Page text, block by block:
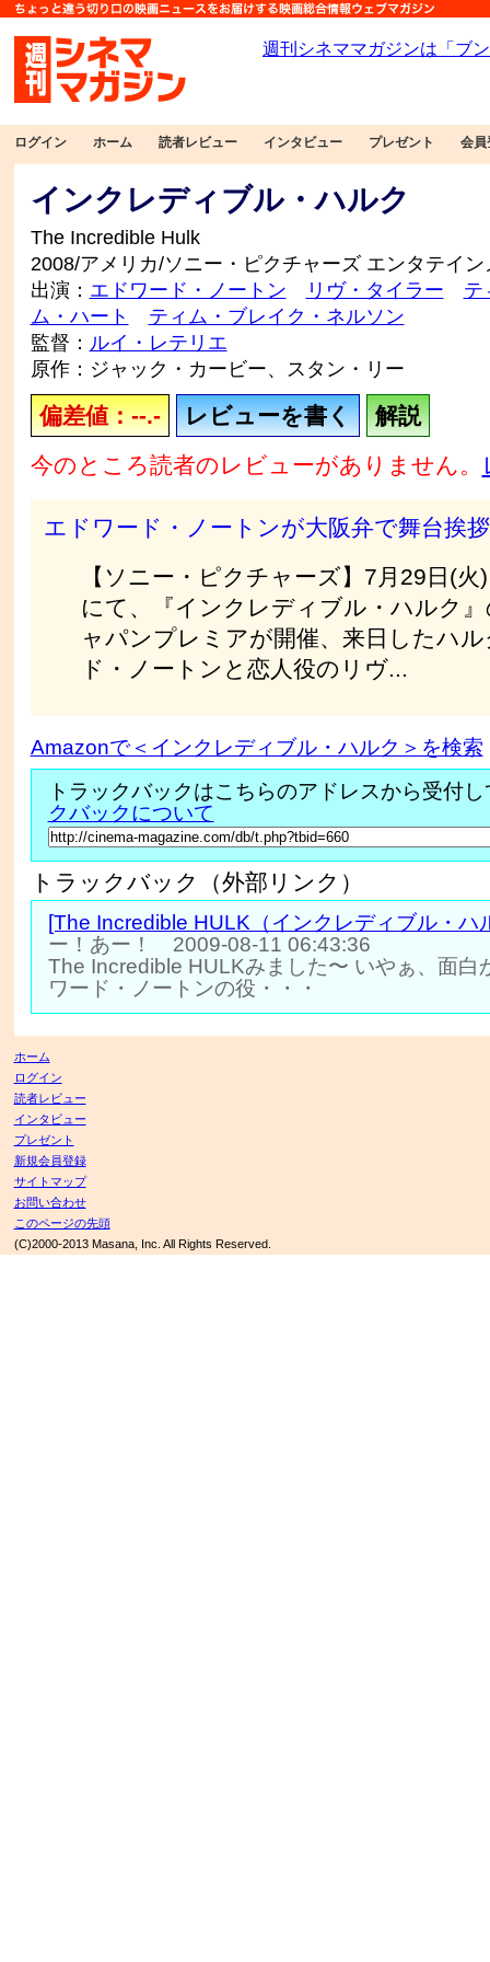
ログイン ホーム 読者レビュー インタビュー プレゼント 会員
インクレディブル・ハルク
The Incredible Hulk
2008/アメリカ/ソニー・ピクチャーズ エンタテイン
出演： エドワード・ノートン リヴ・タイラー
テ
ム・ハート
ティム・ブレイク・ネルソン
監督： ルイ・レテリエ
原作：ジャック・カービー、スタン・リー
偏差値：--.- レビューを書く
解説
今のところ読者のレビューがありません。
エドワード・ノートンが大阪弁で舞台挨拶
【ソニー・ピクチャーズ】7月29日(
にて、『インクレディブル・ハルク
ャパンプレミアが開催、来日したハ
ド・ノートンと恋人役のリヴ...
Amazonで＜インクレディブル・ハルク＞を検索
トラックバックはこちらのアドレスから受付
クバックについて
トラックバック（外部リンク）
[The Incredible HULK（インクレディブル・ハ
ー！あー！ 2009-08-11 06:43:36
The Incredible HULKみました〜 いやぁ、面白
ワード・ノートンの役・・・
ホーム
ログイン
読者レビュー
インタビュー
プレゼント
新規会員登録
サイトマップ
お問い合わせ
このページの先頭
(C)2000-2013 Masana, Inc. All Rights Reserved.